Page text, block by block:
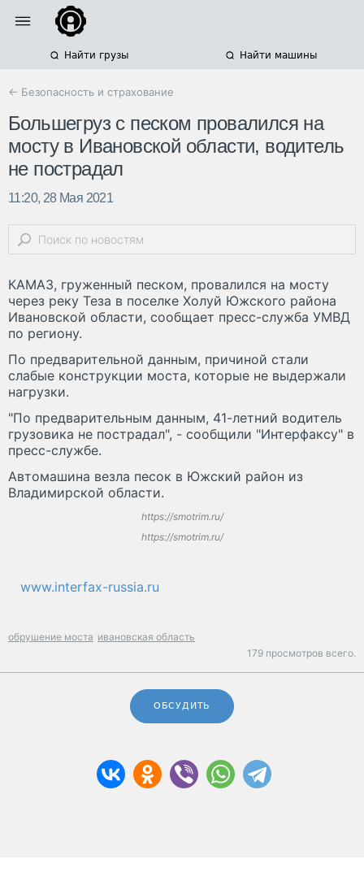
Найти грузы Найти машины
← Безопасность и страхование
Большегруз с песком провалился на
мосту в Ивановской области, водитель
не пострадал
11:20, 28 Мая 2021
КАМАЗ, груженный песком, провалился на мосту
через реку Теза в поселке Холуй Южского района
Ивановской области, сообщает пресс-служба УМВД
по региону.
По предварительной данным, причиной стали
слабые конструкции моста, которые не выдержали
нагрузки.
"По предварительным данным, 41-летний водитель
грузовика не пострадал", - сообщили "Интерфаксу" в
пресс-службе.
Автомашина везла песок в Южский район из
Владимирской области.
https://smotrim.ru/
https://smotrim.ru/
www.interfax-russia.ru
обрушение моста ивановская область
179 просмотров всего.
ОБСУДИТЬ